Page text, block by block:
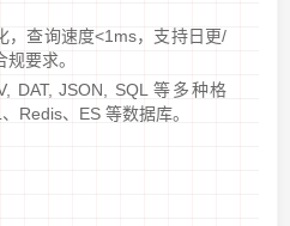
，查询速度<1ms，支持日更/
要求。
DAT, JSON, SQL 等多种格
Redis、ES 等数据库。